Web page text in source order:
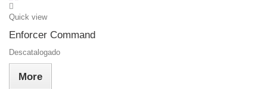
Quick view
Enforcer Command
Descatalogado
More